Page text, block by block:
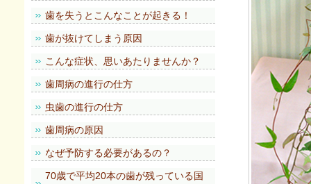
歯を失うとこんなことが起きる！
歯が抜けてしまう原因
こんな症状、思いあたりませんか？
歯周病の進行の仕方
虫歯の進行の仕方
歯周病の原因
なぜ予防する必要があるの？
70歳で平均20本の歯が残っている国